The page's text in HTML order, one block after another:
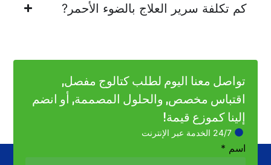
كم تكلفة سرير العلاج بالضوء الأحمر?
تواصل معنا اليوم لطلب كتالوج مفصل,
اقتباس مخصص, والحلول المصممة, أو انضم
إلينا كموزع قيمة!
24/7 الخدمة عبر الإنترنت
اسم *